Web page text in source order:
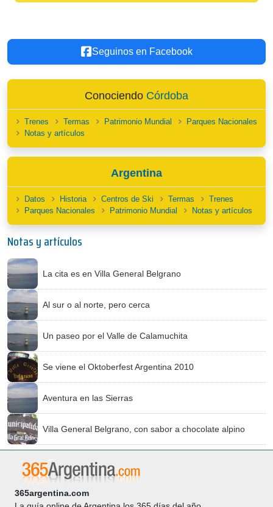
Seguinos en Facebook
Conociendo Córdoba
Trenes Termas Patrimonio Mundial
Parques Nacionales
Notas y artículos
Argentina
Datos Historia Centros de Ski Termas
Trenes
Parques Nacionales
Patrimonio Mundial Notas y artículos
Notas y artículos
La cita es en Villa General Belgrano
Al sur o al norte, pero cerca
Un paseo por el Valle de Calamuchita
Se viene el Oktoberfest Argentina 2010
Aventura en las Sierras
Villa General Belgrano, con sabor a chocolate alpino
365argentina.com